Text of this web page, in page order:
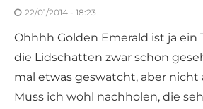
22/01/2014 - 18:23
Ohhhh Golden Emerald ist ja ein
die Lidschatten zwar schon
mal etwas geswatcht, aber nicht
Muss ich wohl nachholen, die